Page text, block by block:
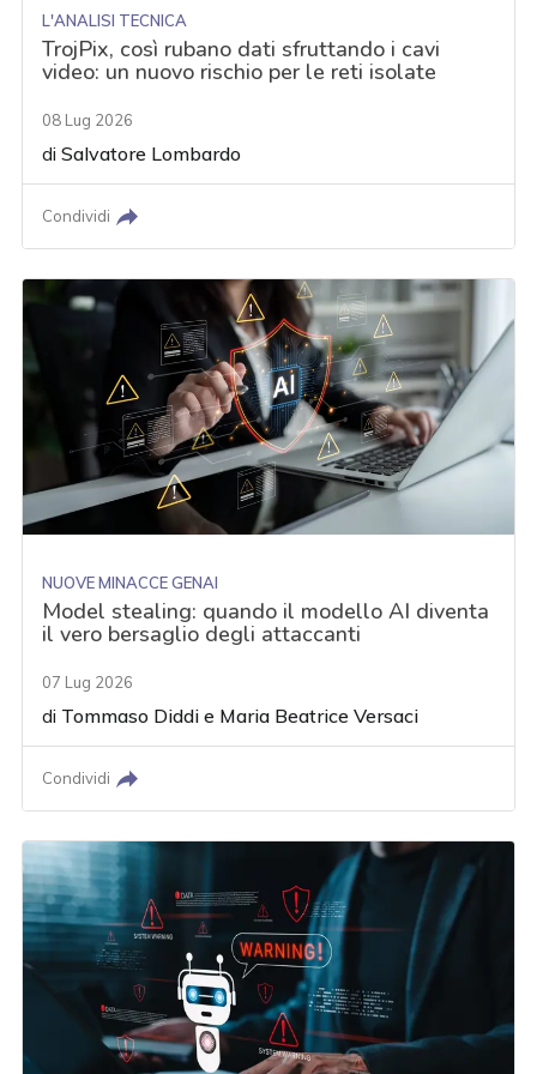
L'ANALISI TECNICA
TrojPix, così rubano dati sfruttando i cavi
video: un nuovo rischio per le reti isolate
08 Lug 2026
diSalvatore Lombardo
Condividi
NUOVE MINACCE GENAI
Model stealing: quando il modello AI diventa
il vero bersaglio degli attaccanti
07 Lug 2026
di Tommaso Diddi e Maria Beatrice Versaci
Condividi